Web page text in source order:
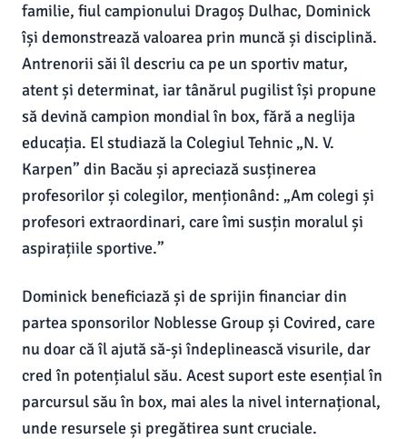
familie, fiul campionului Dragoș Dulhac, Dominick
își demonstrează valoarea prin muncă și disciplină.
Antrenorii săi îl descriu ca pe un sportiv matur,
atent și determinat, iar tânărul pugilist își propune
să devină campion mondial în box, fără a neglija
educația. El studiază la Colegiul Tehnic „N. V.
Karpen” din Bacău și apreciază susținerea
profesorilor și colegilor, menționând: „Am colegi și
profesori extraordinari, care îmi susțin moralul și
aspirațiile sportive.”
Dominick beneficiază și de sprijin financiar din
partea sponsorilor Noblesse Group și Covired, care
nu doar că îl ajută să-și îndeplinească visurile, dar
cred în potențialul său. Acest suport este esențial în
parcursul său în box, mai ales la nivel internațional,
unde resursele și pregătirea sunt cruciale.